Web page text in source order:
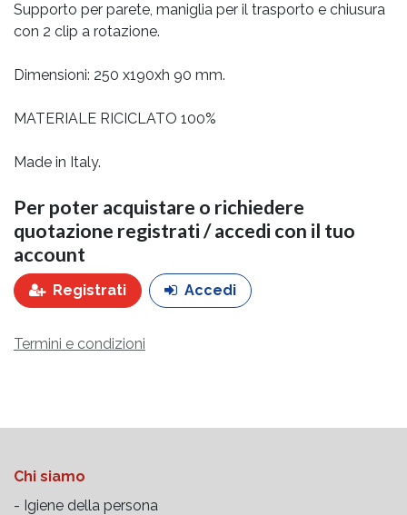
Supporto per parete, maniglia per il trasporto e chiusura
con 2 clip a rotazione.
Dimensioni: 250 x190xh 90 mm.
MATERIALE RICICLATO 100%
Made in Italy.
Per poter acquistare o richiedere
quotazione registrati / accedi con il tuo
account
Registrati Accedi
Termini e condizioni
Chi siamo
- Igiene della persona